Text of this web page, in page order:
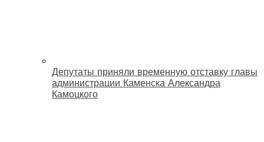
Депутаты приняли временную отставку главы
администрации Каменска Александра
Камоцкого